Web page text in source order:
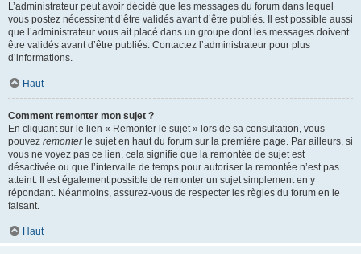
L’administrateur peut avoir décidé que les messages du forum dans lequel
vous postez nécessitent d’être validés avant d’être publiés. Il est possible aussi
que l’administrateur vous ait placé dans un groupe dont les messages doivent
être validés avant d’être publiés. Contactez l’administrateur pour plus
d’informations.
Haut
Comment remonter mon sujet ?
En cliquant sur le lien « Remonter le sujet » lors de sa consultation, vous
pouvez remonterle sujet en haut du forum sur la première page. Par ailleurs, si
vous ne voyez pas ce lien, cela signifie que la remontée de sujet est
désactivée ou que l’intervalle de temps pour autoriser la remontée n’est pas
atteint. Il est également possible de remonter un sujet simplement en y
répondant. Néanmoins, assurez-vous de respecter les règles du forum en le
faisant.
Haut